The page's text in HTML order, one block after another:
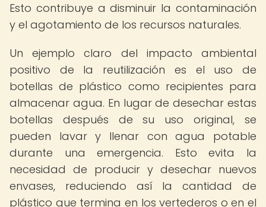
Esto contribuye a disminuir la contaminación
y el agotamiento de los recursos naturales.
Un ejemplo claro del impacto ambiental
positivo de la reutilización es el uso de
botellas de plástico como recipientes para
almacenar agua. En lugar de desechar estas
botellas después de su uso original, se
pueden lavar y llenar con agua potable
durante una emergencia. Esto evita la
necesidad de producir y desechar nuevos
envases, reduciendo así la cantidad de
plástico que termina en los vertederos o en el